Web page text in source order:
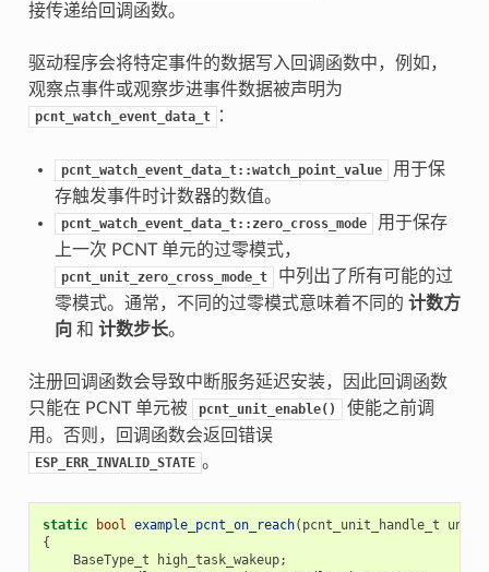
接传递给回调函数。
驱动程序会将特定事件的数据写入回调函数中，例如，
观察点事件或观察步进事件数据被声明为
pcnt_watch_event_data_t ：
pcnt_watch_event_data_t::watch_point_value
用于保
存触发事件时计数器的数值。
pcnt_watch_event_data_t::zero_cross_mode
用于保存
上一次 PCNT 单元的过零模式，
pcnt_unit_zero_cross_mode_t
中列出了所有可能的过
零模式。通常，不同的过零模式意味着不同的 计数方
向 和 计数步长。
注册回调函数会导致中断服务延迟安装，因此回调函数
只能在 PCNT 单元被
pcnt_unit_enable()
使能之前调
用。否则，回调函数会返回错误
ESP_ERR_INVALID_STATE 。
static bool example_pcnt_on_reach( pcnt_unit_handle_t unit
{
BaseType_t
high_task_wakeup;